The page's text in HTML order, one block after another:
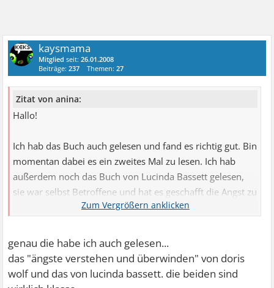
kaysmama
Mitglied seit:26.01.2008
Beiträge:237 Themen:27
Zitat von anina:
Hallo!
Ich hab das Buch auch gelesen und fand es richtig gut. Bin
momentan dabei es ein zweites Mal zu lesen. Ich hab
außerdem noch das Buch von Lucinda Bassett gelesen,
sie war selbst Betroffene und hat es geschafft die Angst zu
überwinden und hilft jetzt anderen. Das Buch kann ich
Lg
genau die habe ich auch gelesen...
das "ängste verstehen und überwinden" von doris
wolf und das von lucinda bassett. die beiden sind